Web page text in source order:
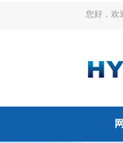
您好，欢